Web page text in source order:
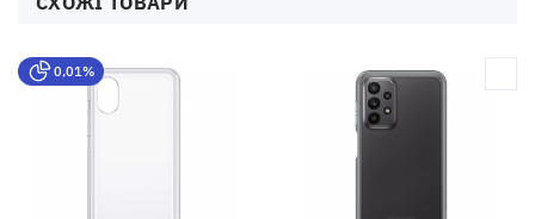
0,01%